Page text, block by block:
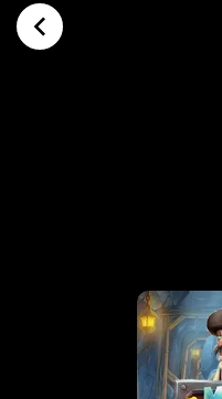
Hoppa till huvudinnehållet